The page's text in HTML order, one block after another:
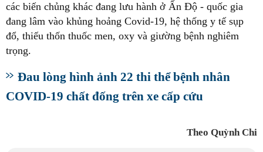
các biến chủng khác đang lưu hành ở Ấn Độ - quốc gia
đang lâm vào khủng hoảng Covid-19, hệ thống y tế sụp
đổ, thiếu thốn thuốc men, oxy và giường bệnh nghiêm
trọng.
Đau lòng hình ảnh 22 thi thể bệnh nhân
COVID-19 chất đống trên xe cấp cứu
Theo Quỳnh Chi